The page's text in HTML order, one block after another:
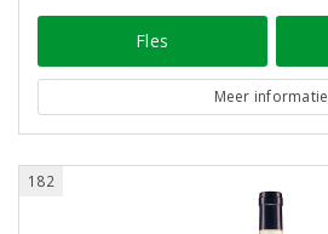
Fles
Meer informatie
182